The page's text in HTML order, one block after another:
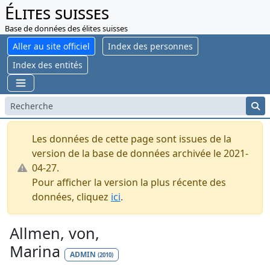
Élites suisses
Base de données des élites suisses
Aller au site officiel
Index des personnes
Index des entités
Les données de cette page sont issues de la
version de la base de données archivée le 2021-
04-27.
Pour afficher la version la plus récente des
données, cliquez ici.
Allmen, von,
Marina
ADMIN (2010)